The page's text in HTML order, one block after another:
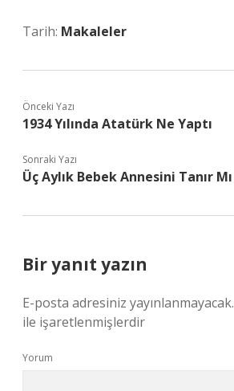
Tarih: Makaleler
Önceki Yazı
1934 Yılında Atatürk Ne Yaptı
Sonraki Yazı
Üç Aylık Bebek Annesini Tanır Mı
Bir yanıt yazın
E-posta adresiniz yayınlanmayacak.
ile işaretlenmişlerdir
Yorum